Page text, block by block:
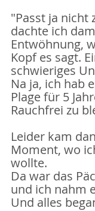
"Passt ja nicht
dachte ich
Entwöhnung,
Kopf es sagt.
schwieriges
Na ja, ich hab
Plage für 5
Rauchfrei zu
Leider kam
Moment, wo
wollte.
Da war das
und ich nahm
Und alles